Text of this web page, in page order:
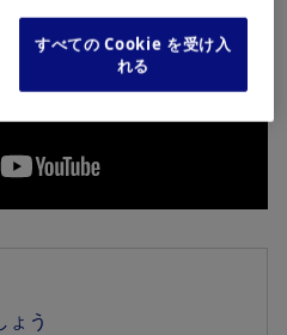
ょう
すべての Cookie を受け入
れる